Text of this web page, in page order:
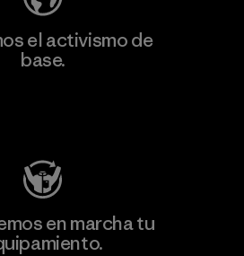
el activismo de
base.
en marcha tu